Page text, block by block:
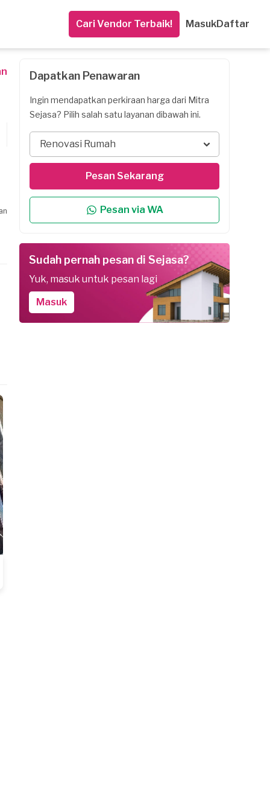
Cari Vendor Terbaik! MasukDaftar
Dapatkan Penawaran
Ingin mendapatkan perkiraan harga dari Mitra
Sejasa? Pilih salah satu layanan dibawah ini.
Renovasi Rumah
Pesan Sekarang
Pesan via WA
Sudah pernah pesan di Sejasa?
Yuk, masuk untuk pesan lagi
Masuk